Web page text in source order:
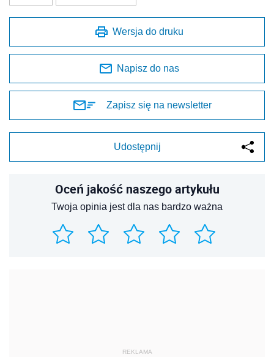
Wersja do druku
Napisz do nas
Zapisz się na newsletter
Udostępnij
Oceń jakość naszego artykułu
Twoja opinia jest dla nas bardzo ważna
REKLAMA